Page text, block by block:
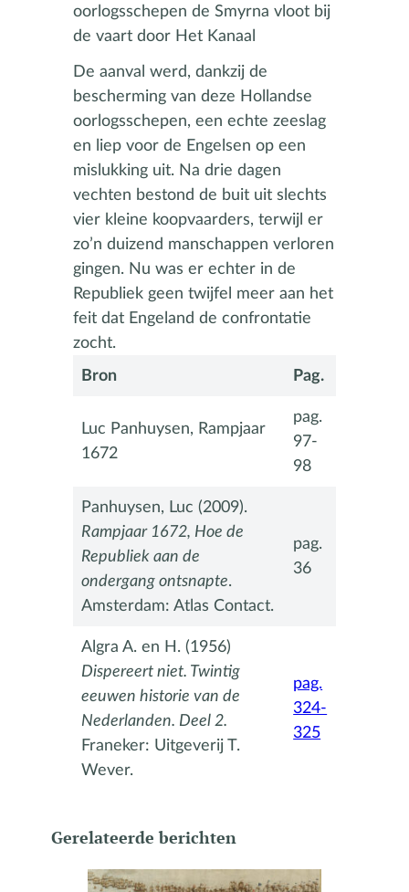
oorlogsschepen de Smyrna vloot bij
de vaart door Het Kanaal
De aanval werd, dankzij de
bescherming van deze Hollandse
oorlogsschepen, een echte zeeslag
en liep voor de Engelsen op een
mislukking uit. Na drie dagen
vechten bestond de buit uit slechts
vier kleine koopvaarders, terwijl er
zo’n duizend manschappen verloren
gingen. Nu was er echter in de
Republiek geen twijfel meer aan het
feit dat Engeland de confrontatie
zocht.
Bron
Pag.
Luc Panhuysen, Rampjaar
1672
pag.
97-
98
Panhuysen, Luc (2009).
Rampjaar 1672, Hoe de
Republiek aan de
ondergang ontsnapte.
Amsterdam: Atlas Contact.
pag.
36
Algra A. en H. (1956)
Dispereert niet. Twintig
eeuwen historie van de
Nederlanden. Deel 2.
Franeker: Uitgeverij T.
Wever.
pag.
324-
325
Gerelateerde berichten